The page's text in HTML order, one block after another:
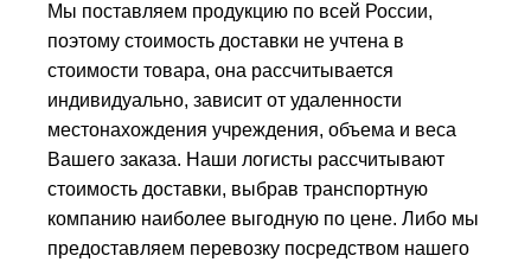
Мы поставляем продукцию по всей России,
поэтому стоимость доставки не учтена в
стоимости товара, она рассчитывается
индивидуально, зависит от удаленности
местонахождения учреждения, объема и веса
Вашего заказа. Наши логисты рассчитывают
стоимость доставки, выбрав транспортную
компанию наиболее выгодную по цене. Либо мы
предоставляем перевозку посредством нашего